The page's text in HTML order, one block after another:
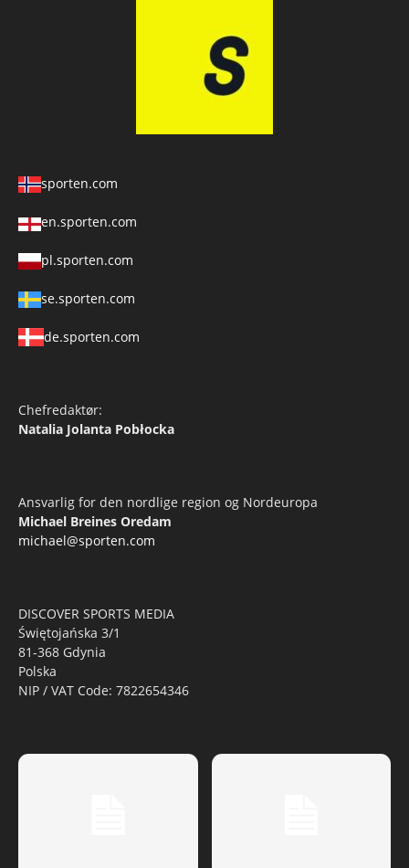
sporten.com
en.sporten.com
pl.sporten.com
se.sporten.com
de.sporten.com
Chefredaktør:
Natalia Jolanta Pobłocka
Ansvarlig for den nordlige region og Nordeuropa
Michael Breines Oredam
michael@sporten.com
DISCOVER SPORTS MEDIA
Świętojańska 3/1
81-368 Gdynia
Polska
NIP / VAT Code: 7822654346